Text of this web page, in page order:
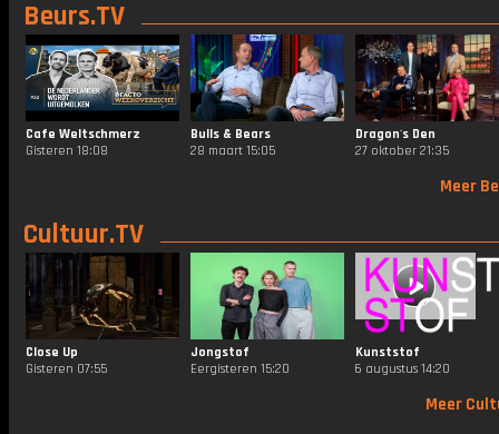
Beurs.TV
Cafe Weltschmerz
Gisteren 18:08
Bulls & Bears
28 maart 15:05
Dragon's Den
27 oktober 21:35
Meer
Cultuur.TV
Close Up
Gisteren 07:55
Jongstof
Eergisteren 15:20
Kunststof
6 augustus 14:20
Meer